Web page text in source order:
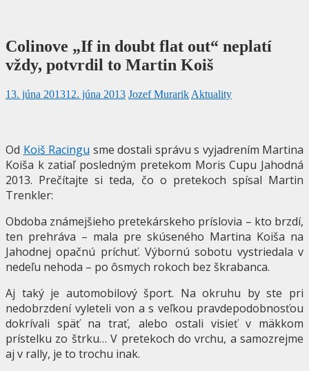
Colinove „If in doubt flat out“ neplatí
vždy, potvrdil to Martin Koiš
13. júna 201312. júna 2013 Jozef Murarik Aktuality
Od Koiš Racingu sme dostali správu s vyjadrením Martina
Koiša k zatiaľ posledným pretekom Moris Cupu Jahodná
2013. Prečítajte si teda, čo o pretekoch spísal Martin
Trenkler:
Obdoba známejšieho pretekárskeho príslovia – kto brzdí,
ten prehráva – mala pre skúseného Martina Koiša na
Jahodnej opačnú príchuť. Výbornú sobotu vystriedala v
nedeľu nehoda – po ôsmych rokoch bez škrabanca.
Aj taký je automobilový šport. Na okruhu by ste pri
nedobrzdení vyleteli von a s veľkou pravdepodobnosťou
dokrívali späť na trať, alebo ostali visieť v mäkkom
prístelku zo štrku… V pretekoch do vrchu, a samozrejme
aj v rally, je to trochu inak.